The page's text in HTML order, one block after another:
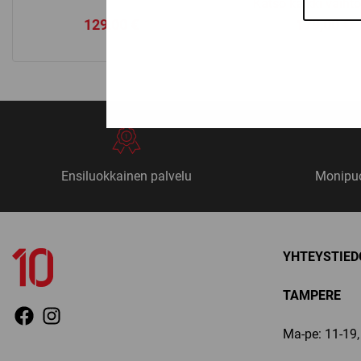
129,00 179,00€
Ensiluokkainen palvelu
TAMPERE
Ma-pe: 11-